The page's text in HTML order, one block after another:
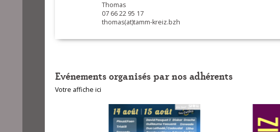
Thomas
07 66 22 95 17
thomas(at)tamm-kreiz.bzh
Evénements organisés par nos adhérents
Votre affiche ici